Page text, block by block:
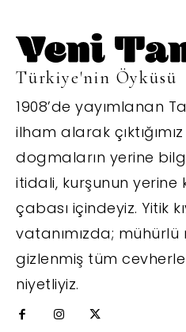
Türkiye'nin Öyküsü
1908’de yayımlanan
ilham alarak
dogmaların yerine
itidali, kurşunun
çabası içindeyiz. Yitik
vatanımızda;
gizlenmiş tüm
niyetliyiz.